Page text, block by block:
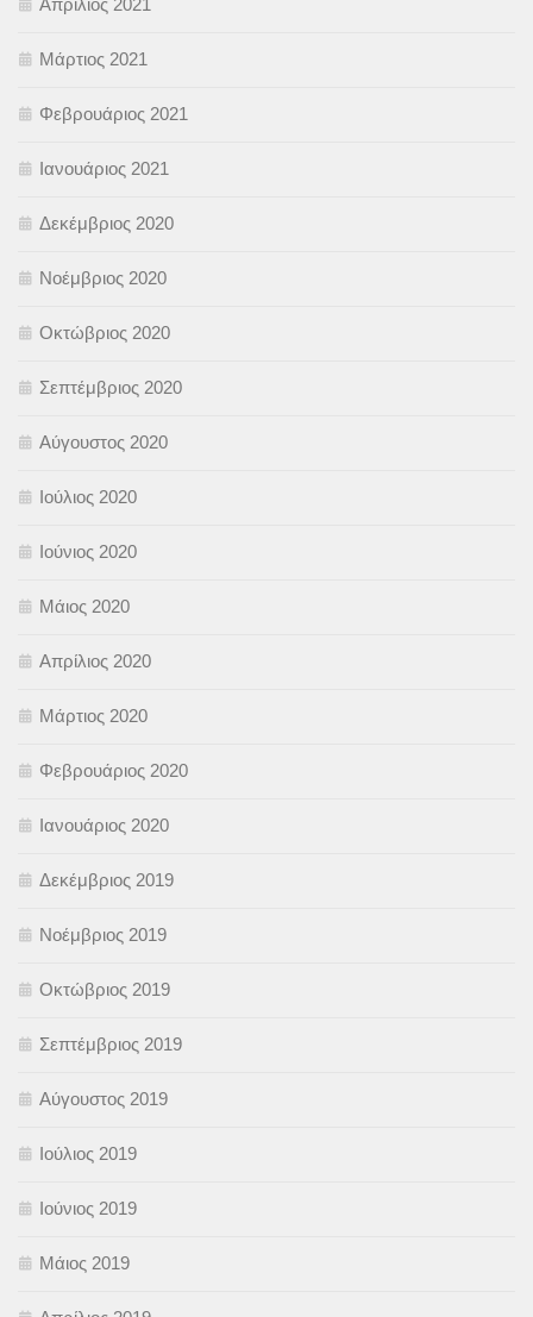
Απρίλιος 2021
Μάρτιος 2021
Φεβρουάριος 2021
Ιανουάριος 2021
Δεκέμβριος 2020
Νοέμβριος 2020
Οκτώβριος 2020
Σεπτέμβριος 2020
Αύγουστος 2020
Ιούλιος 2020
Ιούνιος 2020
Μάιος 2020
Απρίλιος 2020
Μάρτιος 2020
Φεβρουάριος 2020
Ιανουάριος 2020
Δεκέμβριος 2019
Νοέμβριος 2019
Οκτώβριος 2019
Σεπτέμβριος 2019
Αύγουστος 2019
Ιούλιος 2019
Ιούνιος 2019
Μάιος 2019